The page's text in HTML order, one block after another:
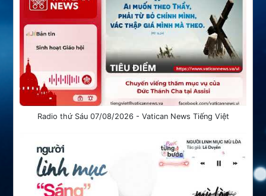
Radio thứ Sáu 07/08/2026 - Vatican News Tiếng Việt